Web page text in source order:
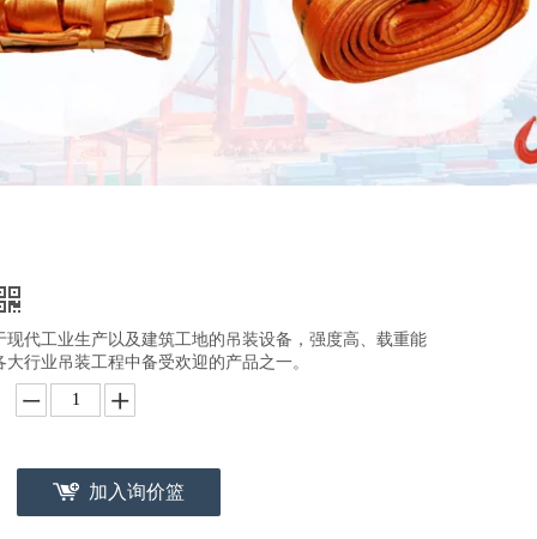
现代工业生产以及建筑工地的吊装设备，强度高、载重能
行业吊装工程中备受欢迎的产品之一。
加入询价篮